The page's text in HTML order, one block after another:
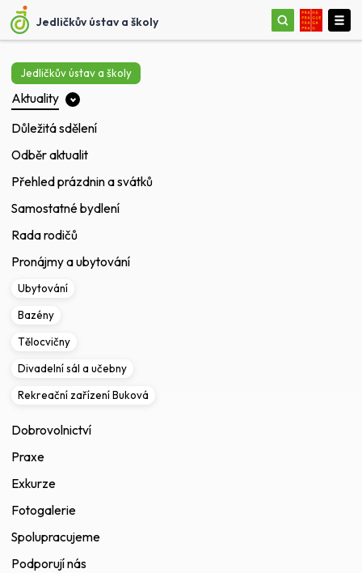
Jedličkův ústav a školy
Jedličkův ústav a školy
Aktuality
Důležitá sdělení
Odběr aktualit
Přehled prázdnin a svátků
Samostatné bydlení
Rada rodičů
Pronájmy a ubytování
Ubytování
Bazény
Tělocvičny
Divadelní sál a učebny
Rekreační zařízení Buková
Dobrovolnictví
Praxe
Exkurze
Fotogalerie
Spolupracujeme
Podporují nás